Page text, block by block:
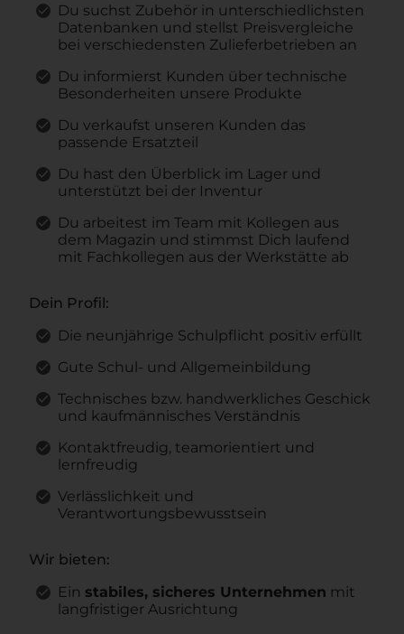
Du suchst Zubehör in unterschiedlichsten
Datenbanken und stellst Preisvergleiche
bei verschiedensten Zulieferbetrieben an
Du informierst Kunden über technische
Besonderheiten unsere Produkte
Du verkaufst unseren Kunden das
passende Ersatzteil
Du hast den Überblick im Lager und
unterstützt bei der Inventur
Du arbeitest im Team mit Kollegen aus
dem Magazin und stimmst Dich laufend
mit Fachkollegen aus der Werkstätte ab
Dein Profil:
Die neunjährige Schulpflicht positiv erfüllt
Gute Schul- und Allgemeinbildung
Technisches bzw. handwerkliches Geschick
und kaufmännisches Verständnis
Kontaktfreudig, teamorientiert und
lernfreudig
Verlässlichkeit und
Verantwortungsbewusstsein
Wir bieten:
Ein stabiles, sicheres Unternehmen mit
langfristiger Ausrichtung